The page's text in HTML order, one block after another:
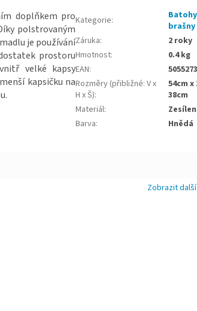
doplňkem pro
polstrovaným
je používání
prostoru
velké kapsy
kapsičku na
Kategorie:
brašny
Záruka:
2 roky
Hmotnost:
0.4 kg
EAN:
Rozměry (přibližné: V x
H x Š):
54cm x
38cm
Materiál:
Barva: Hnědá
Zobrazit